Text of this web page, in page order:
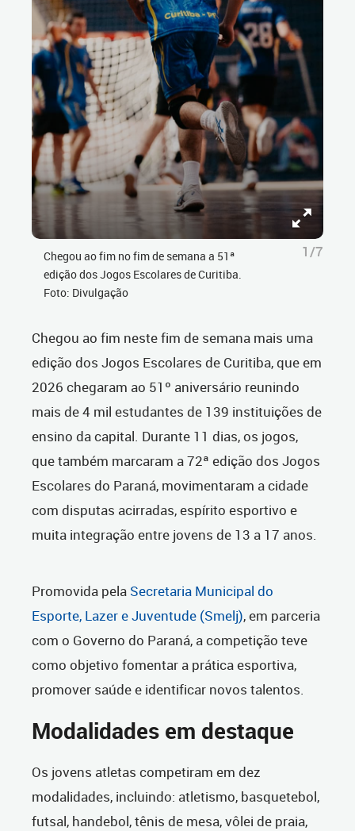
Chegou ao fim no fim de semana a 51ª
edição dos Jogos Escolares de Curitiba.
Foto: Divulgação
1/7
Chegou ao fim neste fim de semana mais uma
edição dos Jogos Escolares de Curitiba, que em
2026 chegaram ao 51º aniversário reunindo
mais de 4 mil estudantes de 139 instituições de
ensino da capital. Durante 11 dias, os jogos,
que também marcaram a 72ª edição dos Jogos
Escolares do Paraná, movimentaram a cidade
com disputas acirradas, espírito esportivo e
muita integração entre jovens de 13 a 17 anos.
Promovida pela Secretaria Municipal do
Esporte, Lazer e Juventude (Smelj), em parceria
com o Governo do Paraná, a competição teve
como objetivo fomentar a prática esportiva,
promover saúde e identificar novos talentos.
Modalidades em destaque
Os jovens atletas competiram em dez
modalidades, incluindo: atletismo, basquetebol,
futsal, handebol, tênis de mesa, vôlei de praia,